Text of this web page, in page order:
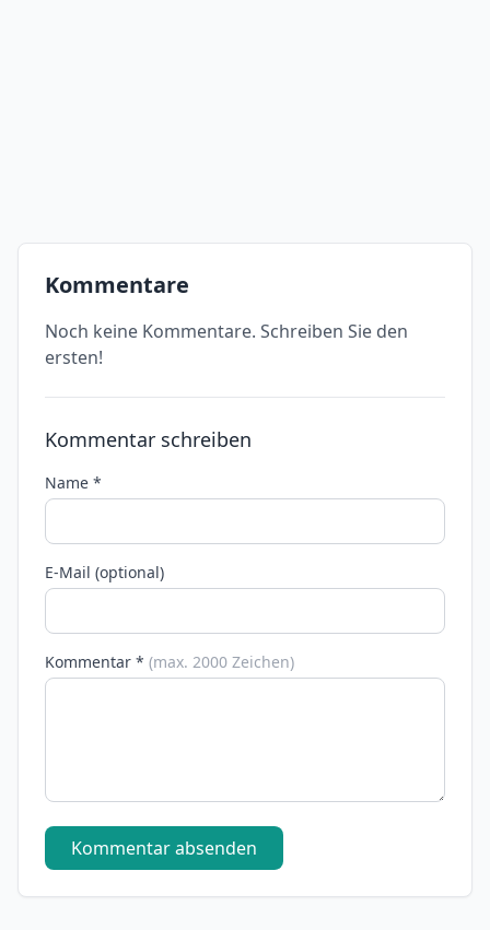
Kommentare
Noch keine Kommentare. Schreiben Sie den
ersten!
Kommentar schreiben
Name *
E-Mail (optional)
Kommentar * (max. 2000 Zeichen)
Kommentar absenden